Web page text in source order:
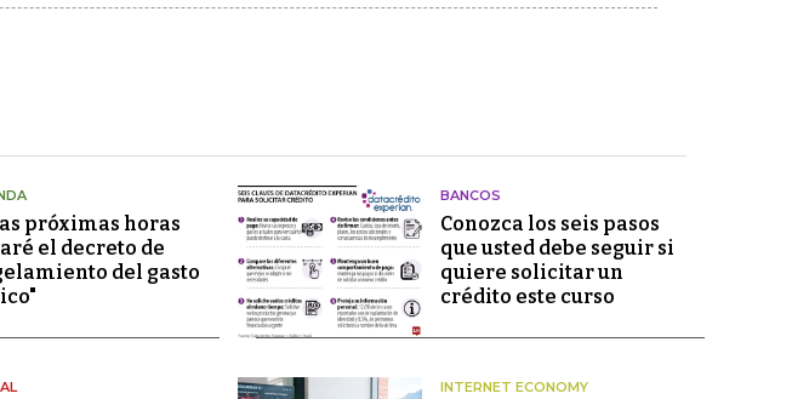
próximas horas
el decreto de
del gasto
BANCOS
Conozca los seis pasos
que usted debe seguir si
quiere solicitar un
crédito este curso
INTERNET ECONOMY